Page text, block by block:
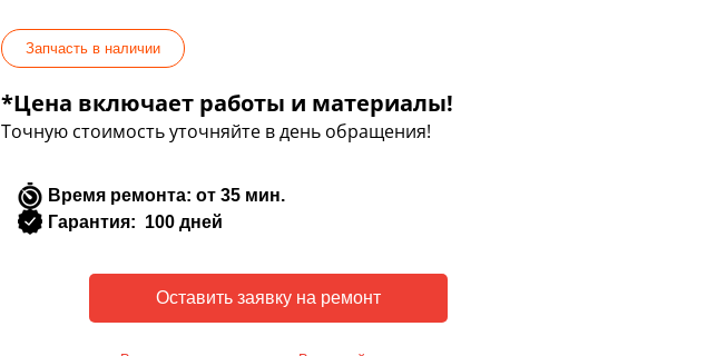
Запчасть в наличии
*Цена включает работы и материалы!
Точную стоимость уточняйте в день обращения!
Время ремонта: от 35 мин.
Гарантия: 100 дней